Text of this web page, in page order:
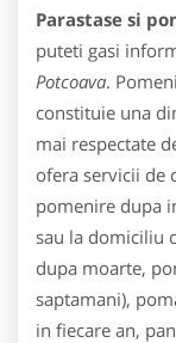
Parastase si
puteti gasi
Potcoava.
constituie una
mai respectate
ofera servicii de
pomenire dupa
sau la domiciliu
dupa moarte,
saptamani),
in fiecare an,